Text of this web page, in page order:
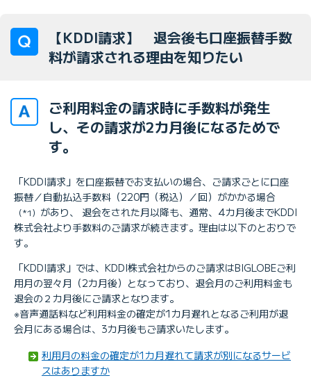
【KDDI請求】 退会後も口座振替手数
料が請求される理由を知りたい
ご利用料金の請求時に手数料が発生
し、その請求が2カ月後になるためで
す。
「KDDI請求」を口座振替でお支払いの場合、ご請求ごとに口座
振替／自動払込手数料（220円（税込）／回）がかかる場合
（*1） があり、 退会をされた月以降も、通常、4カ月後までKDDI
株式会社より手数料のご請求が続きます。理由は以下のとおりで
す。
「KDDI請求」では、KDDI株式会社からのご請求はBIGLOBEご利
用月の翌々月（2カ月後）となっており、退会月のご利用料金も
退会の２カ月後にご請求となります。
※音声通話料など利用料金の確定が1カ月遅れとなるご利用が退
会月にある場合は、3カ月後もご請求いたします。
利用月の料金の確定が1カ月遅れて請求が別になるサービ
スはありますか